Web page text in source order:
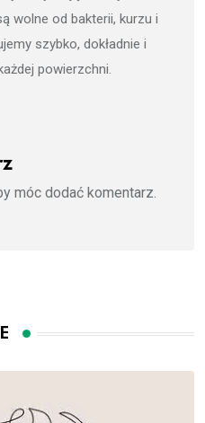
wolne od bakterii, kurzu i
szybko, dokładnie i
powierzchni.
móc dodać komentarz.